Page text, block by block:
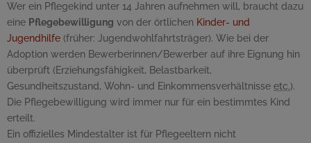
Wer ein Pflegekind unter 14 Jahren aufnehmen will, braucht dazu
eine Pflegebewilligung von der örtlichen Kinder- und
Jugendhilfe (früher: Jugendwohlfahrtsträger). Wie bei der
Adoption werden Bewerberinnen/Bewerber auf ihre Eignung hin
überprüft (Erziehungsfähigkeit, Belastbarkeit,
Gesundheitszustand, Wohn- und Einkommensverhältnisse etc.).
Die Pflegebewilligung wird immer nur für ein bestimmtes Kind
erteilt.
Ein offizielles Mindestalter ist für Pflegeeltern nicht